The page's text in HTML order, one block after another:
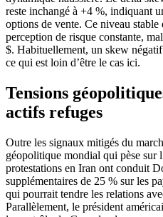
reste inchangé à +4 %, indiquant
options de vente. Ce niveau
perception de risque constante,
$. Habituellement, un skew
ce qui est loin d’être le cas ici.
Tensions
actifs refuges
Outre les signaux mitigés du
géopolitique mondial qui pèse sur
protestations en Iran ont conduit
supplémentaires de 25 % sur les
qui pourrait tendre les relations
Parallèlement, le président